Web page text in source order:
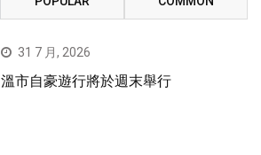
31 7 月, 2026
溫市自豪遊行將於週末舉行